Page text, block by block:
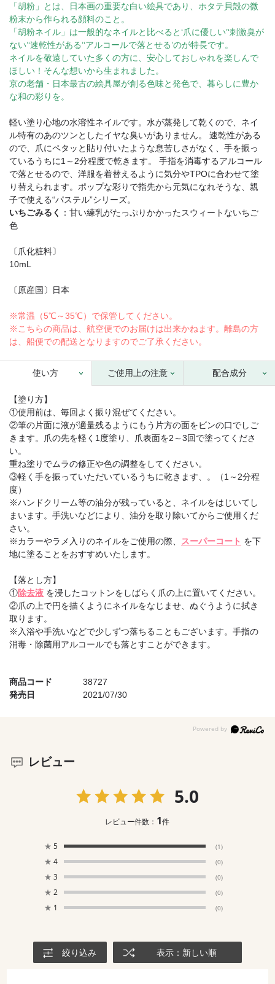
商品コード
38727
発売日
2021/07/30
「胡粉」とは、日本画の重要な白い絵具であり、ホタテ貝殻の微
粉末から作られる顔料のこと。
「胡粉ネイル」は一般的なネイルと比べると‘爪に優しい’‘刺激臭が
ない’‘速乾性がある’‘アルコールで落とせる’のが特長です。
ネイルを敬遠していた多くの方に、安心しておしゃれを楽しんで
ほしい！そんな想いから生まれました。
京の老舗・日本最古の絵具屋が創る色味と発色で、暮らしに豊か
な和の彩りを。
軽い塗り心地の水溶性ネイルです。水が蒸発して乾くので、ネイ
ル特有のあのツンとしたイヤな臭いがありません。 速乾性がある
ので、爪にペタッと貼り付いたような息苦しさがなく、手を振っ
ているうちに1～2分程度で乾きます。 手指を消毒するアルコール
で落とせるので、洋服を着替えるように気分やTPOに合わせて塗
り替えられます。ポップな彩りで指先から元気になれそうな、親
子で使える“パステル”シリーズ。
いちごみるく
：甘い練乳がたっぷりかかったスウィートないちご
色
〔爪化粧料〕
10mL
〔原産国〕日本
※常温（5℃～35℃）で保管してください。
※こちらの商品は、航空便でのお届けは出来かねます。離島の方
は、船便での配送となりますのでご了承ください。
使い方 ご使用上の注意 配合成分
【塗り方】
①使用前は、毎回よく振り混ぜてください。
②筆の片面に液が適量残るようにもう片方の面をビンの口でしご
きます。爪の先を軽く1度塗り、爪表面を2～3回で塗ってくださ
い。
重ね塗りでムラの修正や色の調整をしてください。
③軽く手を振っていただいているうちに乾きます、。（1～2分程
度）
※ハンドクリーム等の油分が残っていると、ネイルをはじいてし
まいます。手洗いなどにより、油分を取り除いてからご使用くだ
さい。
※カラーやラメ入りのネイルをご使用の際、
スーパーコート を下
地に塗ることをおすすめいたします。
【落とし方】
①除去液を浸したコットンをしばらく爪の上に置いてください。
②爪の上で円を描くようにネイルをなじませ、ぬぐうように拭き
取ります。
※入浴や手洗いなどで少しずつ落ちることもございます。手指の
消毒・除菌用アルコールでも落とすことができます。
レビュー
5.0
レビュー件数： 1件
★ 5 (1)
★ 4 (0)
★ 3 (0)
★ 2 (0)
★ 1 (0)
絞り込み 表示：新しい順